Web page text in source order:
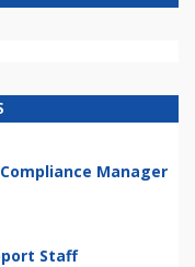
Manager
Staff